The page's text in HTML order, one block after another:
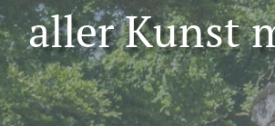
aller Kunst